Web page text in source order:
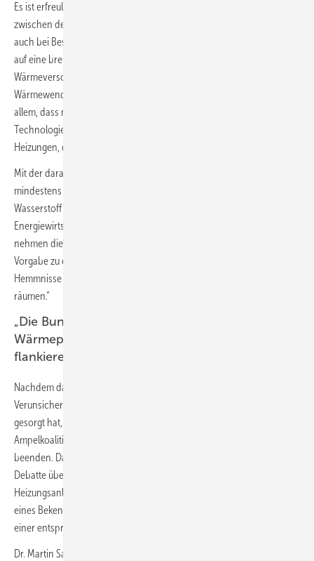
Es ist erfreulich, dass die Bundesregierung die Wahlmöglichkeiten
zwischen den verschiedenen Technologien sowohl für Neubauten als
auch bei Bestandsgebäuden erweitert hat. Sie setzt nun richtigerweise
auf eine breite Palette von Infrastrukturen und Energieträgern für die
Wärmeversorgung. Das macht die Energieversorgung resilienter, die
Wärmewende flexibler und vermeidet unnötige Kosten. Positiv ist vor
allem, dass nun auch sogenannte H2-ready-Gas-Heizungen als
Technologieoption in das Gesetz aufgenommen wurden, also Gas-
Heizungen, die auf 100 % Wasserstoff umrüstbar sind.
Mit der daran geknüpften Bedingung, dass diese bis 2030 mit
mindestens 50 % Biomethan und spätesten 2036 mit mindestens 65 %
Wasserstoff betrieben werden können, gibt die Bundesregierung der
Energiewirtschaft eine klare Hausaufgabe mit auf den Weg. Wir
nehmen diese Herausforderung an und werden alles dafür tun, diese
Vorgabe zu erfüllen. Dazu muss die Politik selbst aber nun auch alle
Hemmnisse für einen schnellen Wasserstoffhochlauf aus dem Weg
räumen.“
„Die Bundesregierung muss sich zur
Wärmepumpe bekennen und sie im GEG
flankieren“
Nachdem das Hin und Her der letzten Wochen für eine starke
Verunsicherung bei Verbrauchern über die ab 2024 geltenden Regeln
gesorgt hat, ruft der Bundesverband Wärmepumpe
Ampelkoalition dazu auf, diese Verunsicherungspolitik jetzt zu
beenden. Das betreffe auch die in den vergangenen Tagen geführte
Debatte über die bedingte Zulassung von rein fossil befeuerten
Heizungsanlagen („H2-ready“). Stattdessen bedürfe es jetzt dringend
eines Bekenntnisses der Bundesregierung zur Wärmepumpe und
einer entsprechenden Flankierung des GEG.
Dr. Martin Sabel, BWP-Geschäftsführer: „Seit eineinhalb Jahren